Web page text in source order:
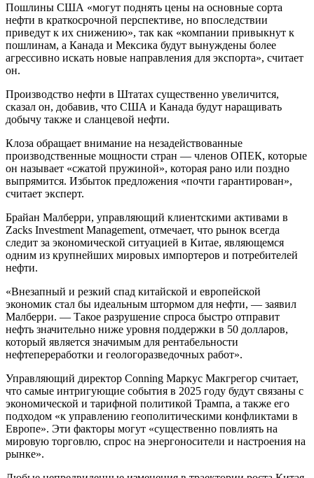
Пошлины США «могут поднять цены на основные сорта
нефти в краткосрочной перспективе, но впоследствии
приведут к их снижению», так как «компании привыкнут к
пошлинам, а Канада и Мексика будут вынуждены более
агрессивно искать новые направления для экспорта», считает
он.
Производство нефти в Штатах существенно увеличится,
сказал он, добавив, что США и Канада будут наращивать
добычу также и сланцевой нефти.
Клоза обращает внимание на незадействованные
производственные мощности стран — членов ОПЕК, которые
он называет «сжатой пружиной», которая рано или поздно
выпрямится. Избыток предложения «почти гарантирован»,
считает эксперт.
Брайан Малберри, управляющий клиентскими активами в
Zacks Investment Management, отмечает, что рынок всегда
следит за экономической ситуацией в Китае, являющемся
одним из крупнейших мировых импортеров и потребителей
нефти.
«Внезапный и резкий спад китайской и европейской
экономик стал бы идеальным штормом для нефти, — заявил
Малберри. — Такое разрушение спроса быстро отправит
нефть значительно ниже уровня поддержки в 50 долларов,
который является значимым для рентабельности
нефтепереработки и геологоразведочных работ».
Управляющий директор Conning Маркус Макгрегор считает,
что самые интригующие события в 2025 году будут связаны с
экономической и тарифной политикой Трампа, а также его
подходом «к управлению геополитическими конфликтами в
Европе». Эти факторы могут «существенно повлиять на
мировую торговлю, спрос на энергоносители и настроения на
рынке».